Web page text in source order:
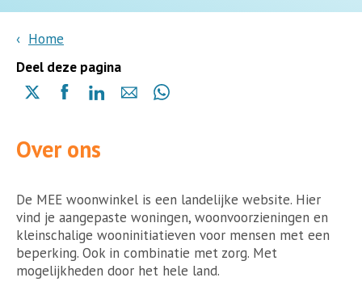
Home
Deel deze pagina
Delen
(opent
in
nieuwe
pagina)
Delen
(opent
in
nieuwe
pagina)
Delen
(opent
in
nieuwe
pagina)
Delen Delen
nieuwe
pagina)
Over ons
De MEE woonwinkel is een landelijke website. Hier
vind je aangepaste woningen, woonvoorzieningen en
kleinschalige wooninitiatieven voor mensen met een
beperking. Ook in combinatie met zorg. Met
mogelijkheden door het hele land.